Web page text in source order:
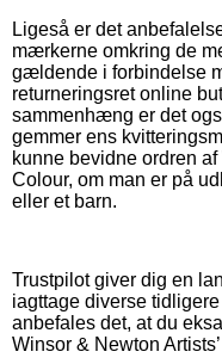
Ligeså er det
mærkerne omkring de
gældende i forbindelse
returneringsret online
sammenhæng er det
gemmer ens
kunne bevidne ordren af
Colour, om man er på
eller et barn.
Trustpilot giver dig en
iagttage diverse
anbefales det, at du
Winsor & Newton